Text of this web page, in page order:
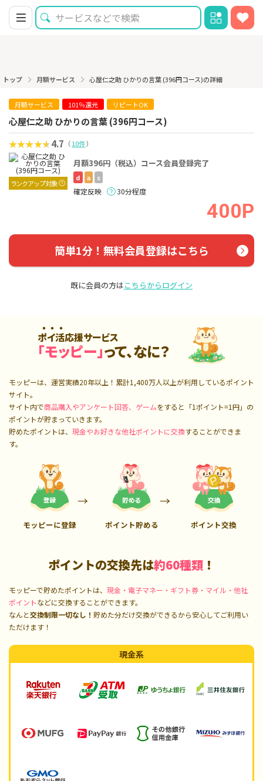
トップ 月額サービス 心屋仁之助 ひかりの言葉 (396円コース)の詳細
月額サービス 101％還元 リピートOK
心屋仁之助 ひかりの言葉 (396円コース)
4.7 （10件）
ランクアップ対象
月額396円（税込）コース会員登録完了
d a s
確定反映 30分程度
400P
簡単1分！無料会員登録はこちら
既に会員の方はこちらからログイン
ポイ活応援サービス
「モッピー」って、なに？
モッピーは、運営実績20年以上！累計1,400万人以上が利用しているポイント
サイト。
サイト内で商品購入やアンケート回答、ゲームをすると「1ポイント=1円」の
ポイントが貯まっていきます。
貯めたポイントは、 現金やお好きな他社ポイントに交換することができま
す。
モッピーに登録 ポイント貯める ポイント交換
ポイントの交換先は約60種類 ！
モッピーで貯めたポイントは、 現金・電子マネー・ギフト券・マイル・他社
ポイントなどに交換することができます。
なんと交換制限一切なし！ 貯めた分だけ交換ができるから安心してご利用い
ただけます！
現金系